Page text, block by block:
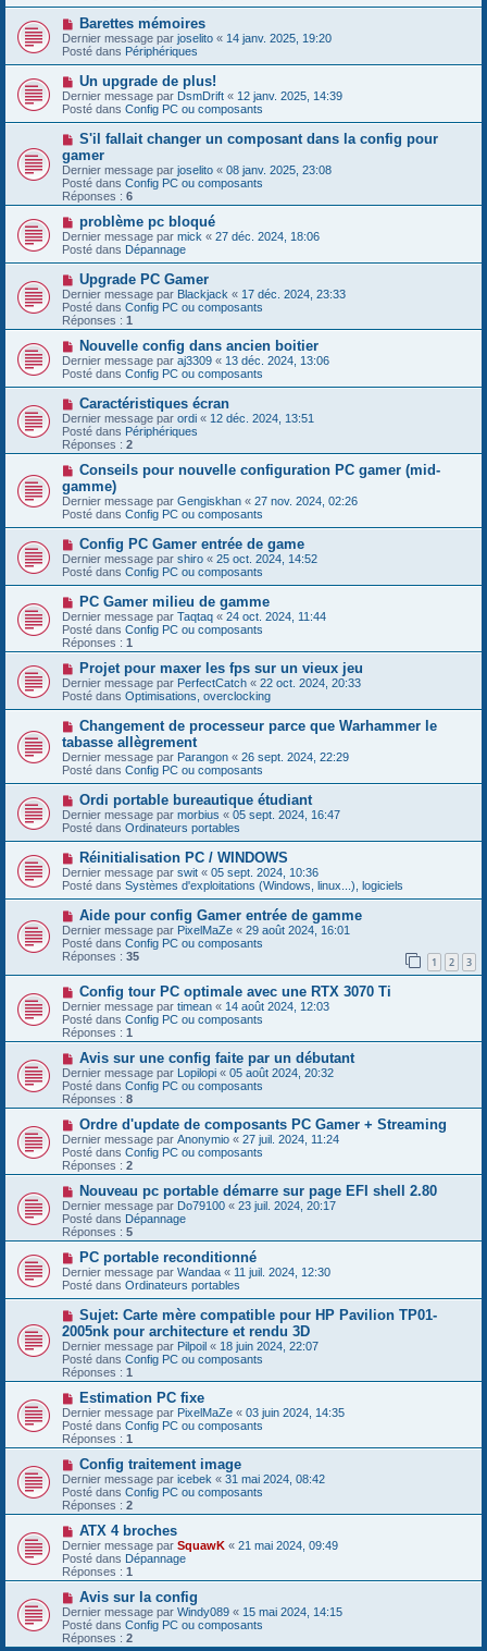
s
a
g
e
e
a
u
m
e
s
s
a
g
e
N
o
u
v
e
a
u
m
e
s
s
a
g
e
Barettes mémoires
Dernier message par joselito « 14 janv. 2025, 19:20
Posté dans Périphériques
N
o
u
v
e
a
u
m
e
s
s
a
g
e
Un upgrade de plus!
Dernier message par DsmDrift « 12 janv. 2025, 14:39
Posté dans Config PC ou composants
N
u
v
e
a
m
e
s
s
a
g
e
S'il fallait changer un composant dans la config pour
gamer
Dernier message par joselito « 08 janv. 2025, 23:08
Posté dans Config PC ou composants
Réponses : 6
N
o
u
v
e
a
u
m
e
s
a
g
e
problème pc bloqué
Dernier message par mick « 27 déc. 2024, 18:06
Posté dans Dépannage
N
o
u
v
e
a
u
m
e
s
a
g
e
Upgrade PC Gamer
Dernier message par Blackjack « 17 déc. 2024, 23:33
Posté dans Config PC ou composants
Réponses : 1
N
o
u
v
a
u
m
e
s
a
g
e
Nouvelle config dans ancien boitier
Dernier message par aj3309 « 13 déc. 2024, 13:06
Posté dans Config PC ou composants
N
o
u
v
e
a
m
e
s
s
a
g
e
Caractéristiques écran
Dernier message par ordi « 12 déc. 2024, 13:51
Posté dans Périphériques
Réponses : 2
N
u
v
e
a
u
m
e
s
s
a
g
e
Conseils pour nouvelle configuration PC gamer (mid-
gamme)
Dernier message par Gengiskhan « 27 nov. 2024, 02:26
Posté dans Config PC ou composants
N
o
u
v
e
a
u
m
e
s
a
g
e
Config PC Gamer entrée de game
Dernier message par shiro « 25 oct. 2024, 14:52
Posté dans Config PC ou composants
N
o
u
v
e
a
u
m
e
s
a
g
e
PC Gamer milieu de gamme
Dernier message par Taqtaq « 24 oct. 2024, 11:44
Posté dans Config PC ou composants
Réponses : 1
N
o
u
v
a
u
m
e
s
s
g
e
Projet pour maxer les fps sur un vieux jeu
Dernier message par PerfectCatch « 22 oct. 2024, 20:33
Posté dans Optimisations, overclocking
N
o
u
v
e
a
u
m
e
s
s
a
g
e
Changement de processeur parce que Warhammer le
tabasse allègrement
Dernier message par Parangon « 26 sept. 2024, 22:29
Posté dans Config PC ou composants
N
o
u
v
e
a
u
m
e
s
s
a
g
e
Ordi portable bureautique étudiant
Dernier message par morbius « 05 sept. 2024, 16:47
Posté dans Ordinateurs portables
N
o
u
v
a
u
m
e
s
s
a
g
e
Réinitialisation PC / WINDOWS
Dernier message par swit « 05 sept. 2024, 10:36
Posté dans Systèmes d'exploitations (Windows, linux...), logiciels
N
o
u
v
e
a
u
m
e
s
s
a
g
e
Aide pour config Gamer entrée de gamme
Dernier message par PixelMaZe « 29 août 2024, 16:01
Posté dans Config PC ou composants
Réponses : 35 1 2 3
N
o
u
v
e
u
m
e
s
s
a
g
e
Config tour PC optimale avec une RTX 3070 Ti
Dernier message par timean « 14 août 2024, 12:03
Posté dans Config PC ou composants
Réponses : 1
N
o
u
v
e
a
m
e
s
s
a
g
e
Avis sur une config faite par un débutant
Dernier message par Lopilopi « 05 août 2024, 20:32
Posté dans Config PC ou composants
Réponses : 8
N
o
u
v
e
a
u
m
e
s
s
a
g
e
Ordre d'update de composants PC Gamer + Streaming
Dernier message par Anonymio « 27 juil. 2024, 11:24
Posté dans Config PC ou composants
Réponses : 2
N
o
u
v
e
a
u
m
e
s
a
g
e
Nouveau pc portable démarre sur page EFI shell 2.80
Dernier message par Do79100 « 23 juil. 2024, 20:17
Posté dans Dépannage
Réponses : 5
N
o
u
v
e
a
u
m
e
s
s
g
e
PC portable reconditionné
Dernier message par Wandaa « 11 juil. 2024, 12:30
Posté dans Ordinateurs portables
N
o
u
v
e
a
u
m
e
s
s
g
e
Sujet: Carte mère compatible pour HP Pavilion TP01-
2005nk pour architecture et rendu 3D
Dernier message par Pilpoil « 18 juin 2024, 22:07
Posté dans Config PC ou composants
Réponses : 1
N
o
u
v
e
a
m
e
s
a
g
e
Estimation PC fixe
Dernier message par PixelMaZe « 03 juin 2024, 14:35
Posté dans Config PC ou composants
Réponses : 1
N
o
u
v
e
u
m
e
s
a
g
e
Config traitement image
Dernier message par icebek « 31 mai 2024, 08:42
Posté dans Config PC ou composants
Réponses : 2
N
o
u
v
e
u
m
e
s
ATX 4 broches
Dernier message par SquawK « 21 mai 2024, 09:49
Posté dans Dépannage
Réponses : 1
N
o
u
v
e
Avis sur la config
Dernier message par Windy089 « 15 mai 2024, 14:15
Posté dans Config PC ou composants
Réponses : 2